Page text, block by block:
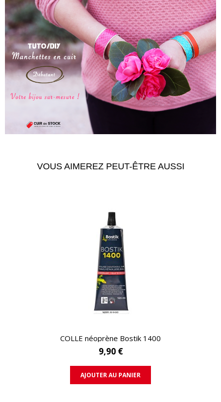
VOUS AIMEREZ PEUT-ÊTRE AUSSI
APERÇU RAPIDE
COLLE néoprène Bostik 1400
9,90 €
AJOUTER AU PANIER